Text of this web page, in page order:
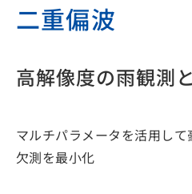
二重偏波
高解像度の雨観測
マルチパラメータを活用して
欠測を最小化